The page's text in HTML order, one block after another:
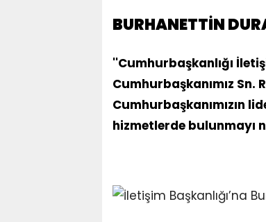
BURHANETTİN
''Cumhurbaşkanlığı
Cumhurbaşkanımız Sn.
Cumhurbaşkanımızın
hizmetlerde bulunmayı